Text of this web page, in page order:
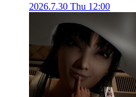
2026.7.30 Thu 12:00